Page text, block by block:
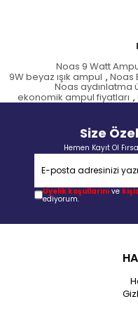
Noas 9 Watt
9W beyaz ışık ampul , Noas
Noas aydınlatma
ekonomik ampul fiyatları ,
Size
Hemen Kayıt Ol
Üyelik koşullarını ve
ediyorum.